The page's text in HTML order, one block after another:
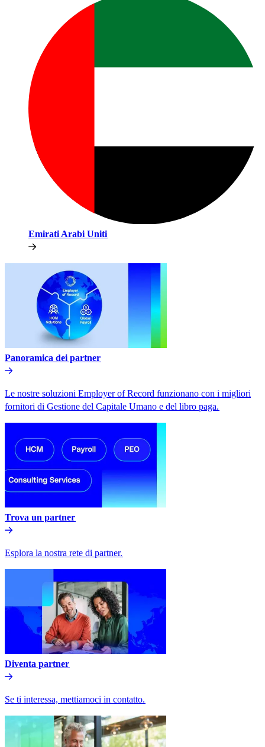
Emirati Arabi Uniti​​
Panoramica dei partner​​
Le nostre soluzioni Employer of Record funzionano con i migliori
fornitori di Gestione del Capitale Umano e del libro paga.​​
Trova un partner​​
Esplora la nostra rete di partner.​​
Diventa partner​​
Se ti interessa, mettiamoci in contatto.​​